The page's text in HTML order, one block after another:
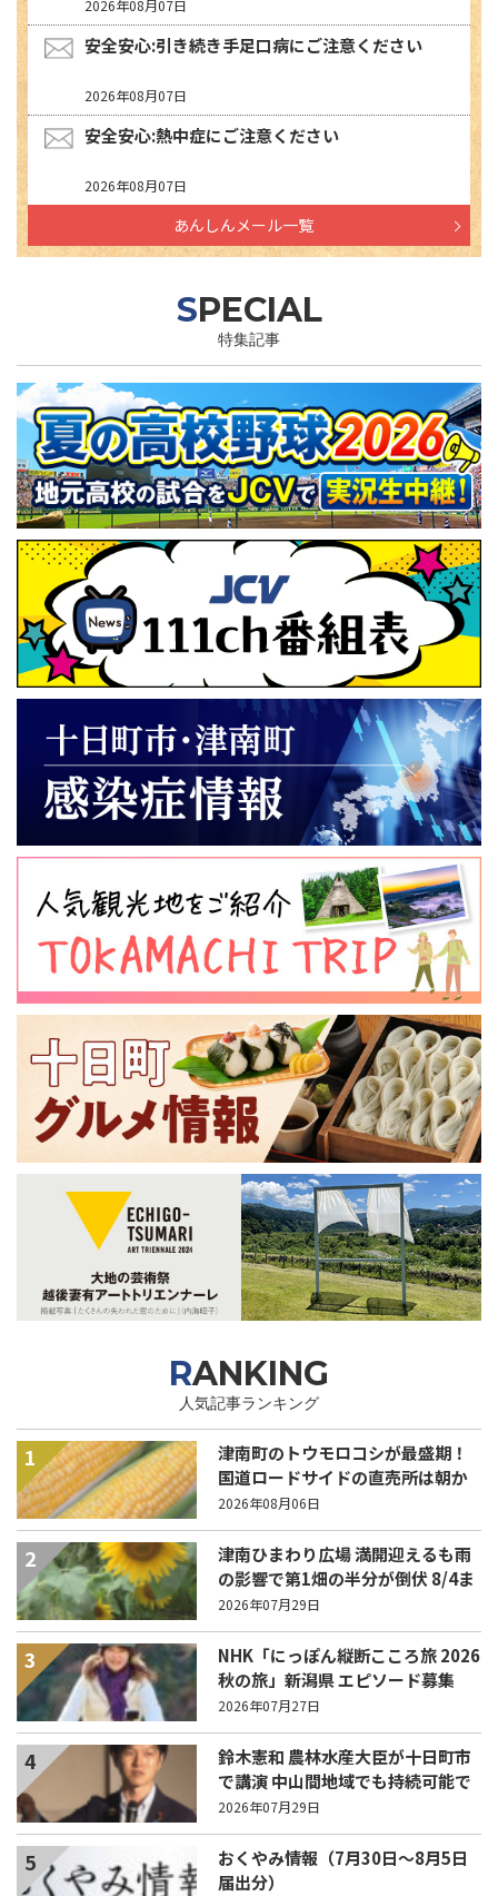
2026年08月07日
安全安心:引き続き手足口病にご注意ください
2026年08月07日
安全安心:熱中症にご注意ください
2026年08月07日
あんしんメール一覧
SPECIAL
特集記事
RANKING
人気記事ランキング
1
津南町のトウモロコシが最盛期！
国道ロードサイドの直売所は朝か
ら長い列！
2026年08月06日
2
津南ひまわり広場 満開迎えるも雨
の影響で第1畑の半分が倒伏 8/4ま
で駐車場を無料開放
2026年07月29日
3
NHK「にっぽん縦断こころ旅 2026
秋の旅」新潟県 エピソード募集
中！
2026年07月27日
4
鈴木憲和 農林水産大臣が十日町市
で講演 中山間地域でも持続可能で
稼げる農業とは？
2026年07月29日
5
おくやみ情報（7月30日～8月5日
届出分）